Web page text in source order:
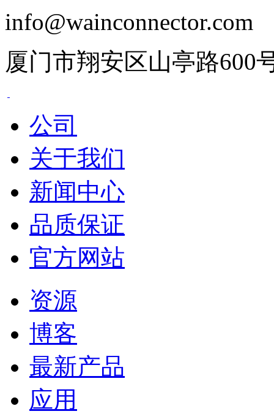
info@wainconnector.com
厦门市翔安区山亭路600
公司
关于我们
新闻中心
品质保证
官方网站
资源
博客
最新产品
应用